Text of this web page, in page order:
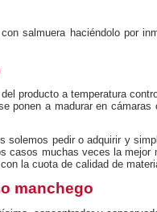
salmuera haciéndolo por
producto a temperatura
ponen a madurar en
solemos pedir o adquirir y
casos muchas veces la
la cuota de calidad de
manchego